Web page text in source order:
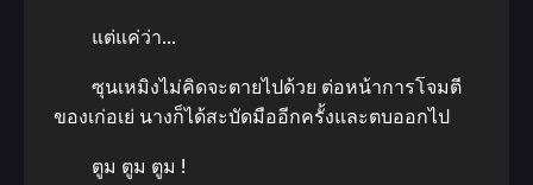
แต่แค่ว่า…
ซุนเหมิงไม่คิดจะตายไปด้วย ต่อหน้าการโจมตี
ของเก่อเย่ นางก็ได้สะบัดมืออีกครั้งและตบออกไป
ตูม ตูม ตูม !